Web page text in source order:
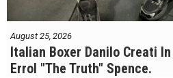
August 25, 2026
Italian Boxer Danilo Creati
Errol "The Truth" Spence.